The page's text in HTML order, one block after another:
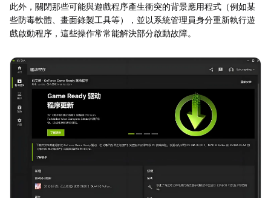
此外，關閉那些可能與遊戲程序產生衝突的背景應用程式（例如某
些防毒軟體、畫面錄製工具等），並以系統管理員身分重新執行遊
戲啟動程序，這些操作常常能解決部分啟動故障。